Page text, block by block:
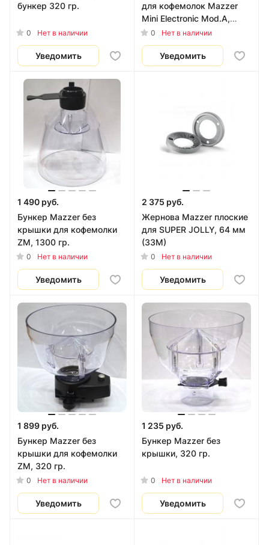
бункер 320 гр.
0 Нет в наличии
Уведомить
для кофемолок Mazzer
Mini Electronic Mod.A,
черный
0 Нет в наличии
Уведомить
1 490 руб.
Бункер Mazzer без
крышки для кофемолки
ZM, 1300 гр.
0 Нет в наличии
Уведомить
2 375 руб.
Жернова Mazzer плоские
для SUPER JOLLY, 64 мм
(33M)
0 Нет в наличии
Уведомить
1 899 руб.
Бункер Mazzer без
крышки для кофемолки
ZM, 320 гр.
0 Нет в наличии
Уведомить
1 235 руб.
Бункер Mazzer без
крышки, 320 гр.
0 Нет в наличии
Уведомить